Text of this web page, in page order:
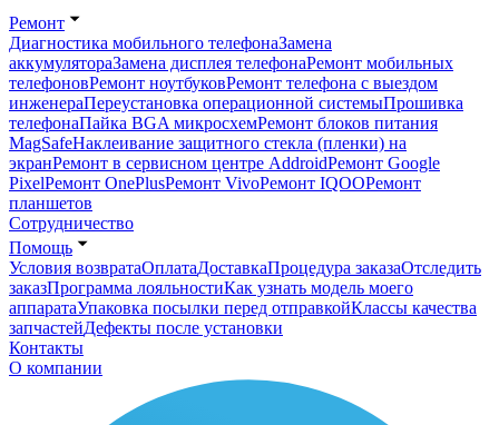
Ремонт
Диагностика мобильного телефонаЗамена
аккумулятораЗамена дисплея телефонаРемонт мобильных
телефоновРемонт ноутбуковРемонт телефона с выездом
инженераПереустановка операционной системыПрошивка
телефонаПайка BGA микросхемРемонт блоков питания
MagSafeНаклеивание защитного стекла (пленки) на
экранРемонт в сервисном центре AddroidРемонт Google
PixelРемонт OnePlusРемонт VivoРемонт IQOOРемонт
планшетов
Сотрудничество
Помощь
Условия возвратаОплатаДоставкаПроцедура заказаОтследить
заказПрограмма лояльностиКак узнать модель моего
аппаратаУпаковка посылки перед отправкойКлассы качества
запчастейДефекты после установки
Контакты
О компании